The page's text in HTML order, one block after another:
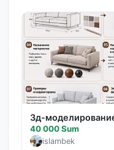
3д-
40 000 Sum
islambek